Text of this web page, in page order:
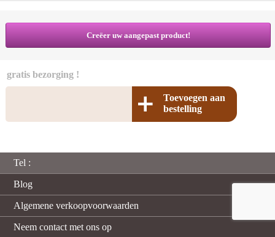
Creëer uw aangepast product!
gratis bezorging !
Toevoegen aan
bestelling
Tel :
Blog
Algemene verkoopvoorwaarden
Neem contact met ons op